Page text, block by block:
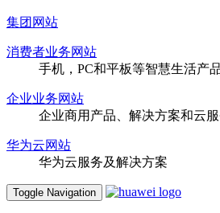
集团网站
消费者业务网站
手机，PC和平板等智慧生活产
企业业务网站
企业商用产品、解决方案和云
华为云网站
华为云服务及解决方案
Toggle Navigation